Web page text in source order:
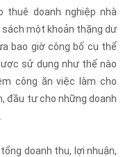
thuê doanh nghiệp nhà
một khoản thặng dư
bao giờ công bố cụ thể
sử dụng như thế nào
công ăn việc làm cho
đầu tư cho những doanh
doanh thu, lợi nhuận,